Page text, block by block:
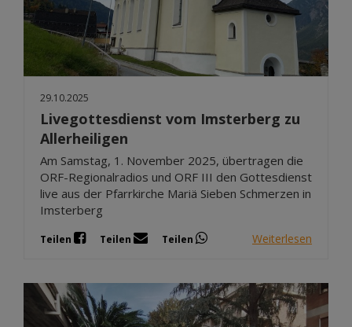
29.10.2025
Livegottesdienst vom Imsterberg zu
Allerheiligen
Am Samstag, 1. November 2025, übertragen die
ORF-Regionalradios und ORF III den Gottesdienst
live aus der Pfarrkirche Mariä Sieben Schmerzen in
Imsterberg
Teilen Teilen Teilen Weiterlesen